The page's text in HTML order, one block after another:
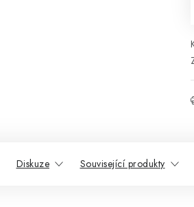
Diskuze Související produkty